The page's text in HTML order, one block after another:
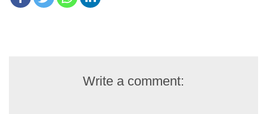
Write a comment: